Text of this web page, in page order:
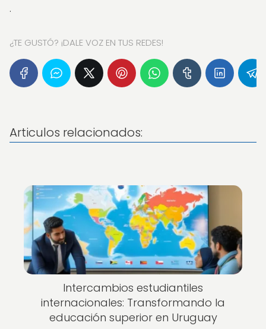
.
¿TE GUSTÓ? ¡DALE VOZ EN TUS REDES!
Articulos relacionados:
Intercambios estudiantiles
internacionales: Transformando la
educación superior en Uruguay